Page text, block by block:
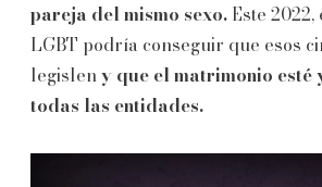
pareja del mismo sexo. Este
LGBT podría conseguir que esos
legisleny que el matrimonio esté
todas las entidades.